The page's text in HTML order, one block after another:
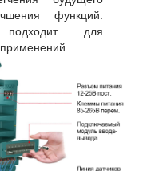
функций.
подходит для